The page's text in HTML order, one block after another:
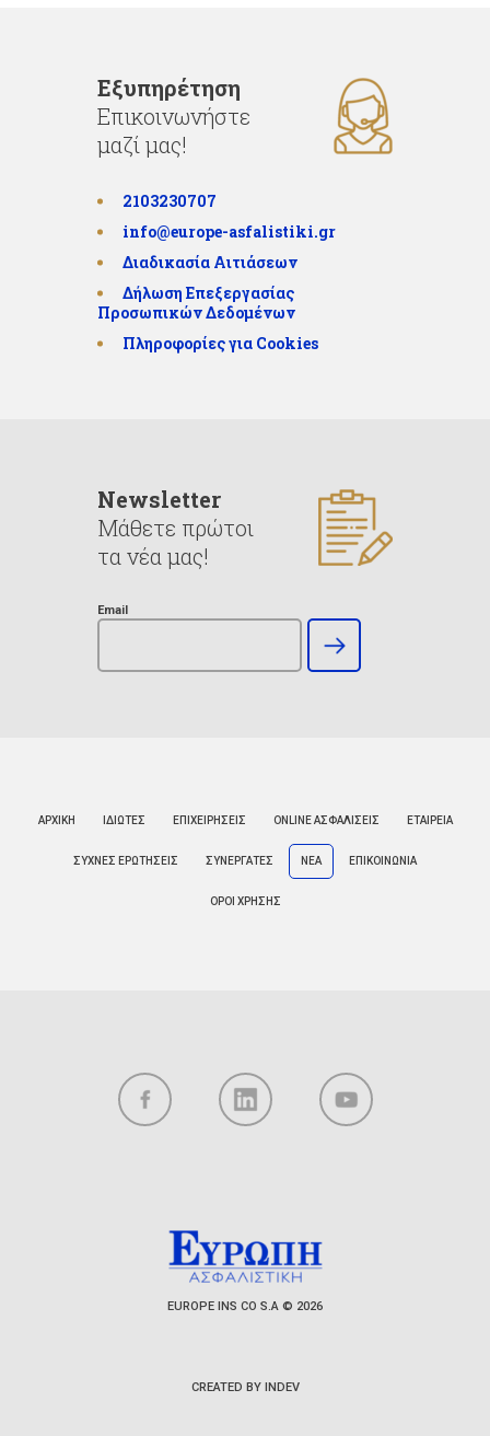
Εξυπηρέτηση
Επικοινωνήστε
μαζί μας!
2103230707
info@europe-asfalistiki.gr
Διαδικασία Αιτιάσεων
Δήλωση Επεξεργασίας
Προσωπικών Δεδομένων
Πληροφορίες για Cookies
Newsletter
Μάθετε πρώτοι
τα νέα μας!
Email
ΑΡΧΙΚΗ ΙΔΙΩΤΕΣ ΕΠΙΧΕΙΡΗΣΕΙΣ ONLINE ΑΣΦΑΛΙΣΕΙΣ ΕΤΑΙΡΕΙΑ
ΣΥΧΝΕΣ ΕΡΩΤΗΣΕΙΣ ΣΥΝΕΡΓΑΤΕΣ ΝΕΑ ΕΠΙΚΟΙΝΩΝΙΑ
ΟΡΟΙ ΧΡΗΣΗΣ
EUROPE INS CO S.A © 2026
CREATED BY INDEV